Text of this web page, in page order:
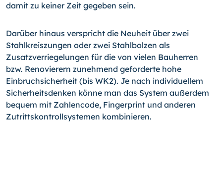
damit zu keiner Zeit gegeben sein.
Darüber hinaus verspricht die Neuheit über zwei
Stahlkreiszungen oder zwei Stahlbolzen als
Zusatzverriegelungen für die von vielen Bauherren
bzw. Renovierern zunehmend geforderte hohe
Einbruchsicherheit (bis WK2). Je nach individuellem
Sicherheitsdenken könne man das System außerdem
bequem mit Zahlencode, Fingerprint und anderen
Zutrittskontrollsystemen kombinieren.